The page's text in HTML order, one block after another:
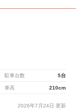
駐車台数 5台
車高 210cm
2026年7月24日 更新